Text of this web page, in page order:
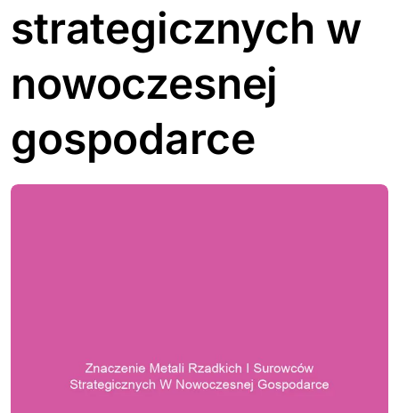
strategicznych w
nowoczesnej
gospodarce